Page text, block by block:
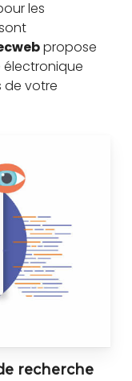
les
propose
électronique
de votre
recherche